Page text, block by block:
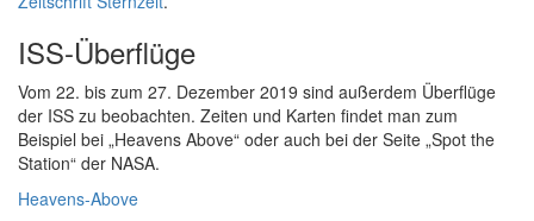
ISS-Überflüge
Vom 22. bis zum 27. Dezember 2019 sind außerdem Überflüge
der ISS zu beobachten. Zeiten und Karten findet man zum
Beispiel bei „Heavens Above“ oder auch bei der Seite „Spot the
Station“ der NASA.
Heavens-Above